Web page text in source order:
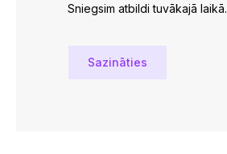
Sniegsim atbildi tuvākajā laikā.
Sazināties